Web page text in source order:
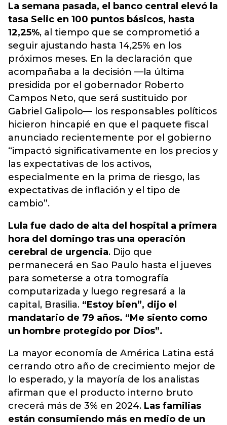
La semana pasada, el banco central elevó la
tasa Selic en 100 puntos básicos, hasta
12,25%, al tiempo que se comprometió a
seguir ajustando hasta 14,25% en los
próximos meses. En la declaración que
acompañaba a la decisión —la última
presidida por el gobernador Roberto
Campos Neto, que será sustituido por
Gabriel Galipolo— los responsables políticos
hicieron hincapié en que el paquete fiscal
anunciado recientemente por el gobierno
“impactó significativamente en los precios y
las expectativas de los activos,
especialmente en la prima de riesgo, las
expectativas de inflación y el tipo de
cambio”.
Lula fue dado de alta del hospital a primera
hora del domingo tras una operación
cerebral de urgencia. Dijo que
permanecerá en Sao Paulo hasta el jueves
para someterse a otra tomografía
computarizada y luego regresará a la
capital, Brasilia. “Estoy bien”, dijo el
mandatario de 79 años. “Me siento como
un hombre protegido por Dios”.
La mayor economía de América Latina está
cerrando otro año de crecimiento mejor de
lo esperado, y la mayoría de los analistas
afirman que el producto interno bruto
crecerá más de 3% en 2024. Las familias
están consumiendo más en medio de un